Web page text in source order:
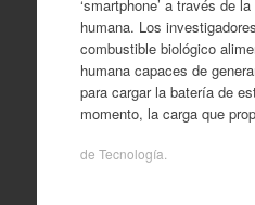
‘smartphone’ a través de
humana. Los
combustible biológico
humana capaces de
para cargar la batería de
momento, la carga que
de Tecnología